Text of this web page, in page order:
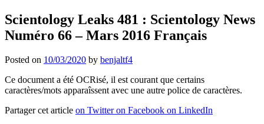
Scientology Leaks 481 : Scientology News
Numéro 66 – Mars 2016 Français
Posted on 10/03/2020 by benjaltf4
Ce document a été OCRisé, il est courant que certains
caractères/mots apparaîssent avec une autre police de caractères.
Partager cet article on Twitter on Facebook on LinkedIn